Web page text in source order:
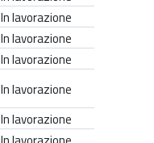
In lavorazione
In lavorazione
In lavorazione
In lavorazione
In lavorazione